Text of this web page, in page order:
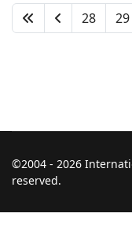
28 29
©2004 - 2026
reserved.